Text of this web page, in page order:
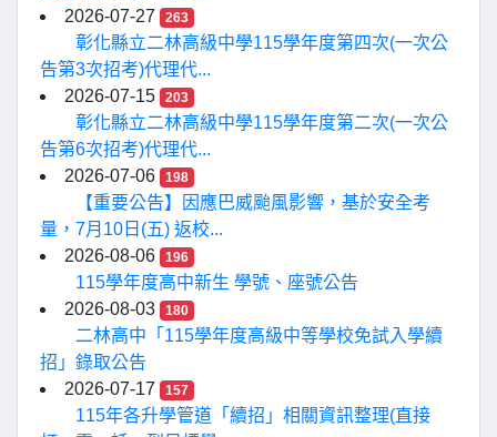
2026-07-27
263
彰化縣立二林高級中學115學年度第四次(一次公
告第3次招考)代理代...
2026-07-15
203
彰化縣立二林高級中學115學年度第二次(一次公
告第6次招考)代理代...
2026-07-06
198
【重要公告】因應巴威颱風影響，基於安全考
量，7月10日(五) 返校...
2026-08-06
196
115學年度高中新生 學號、座號公告
2026-08-03
180
二林高中「115學年度高級中等學校免試入學續
招」錄取公告
2026-07-17
157
115年各升學管道「續招」相關資訊整理(直接